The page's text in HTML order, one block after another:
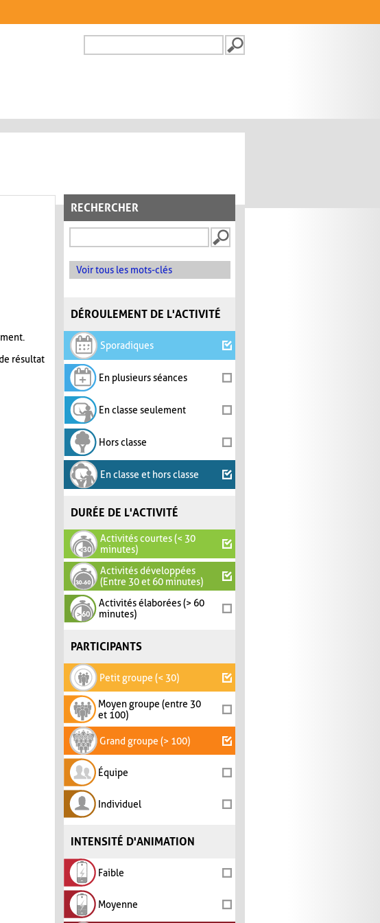
FORMULAIRE DE
RECHERCHER
Voir tous les mots-clés
DÉROULEMENT DE L'ACTIVITÉ
Sporadiques
En plusieurs séances
En classe seulement
Hors classe
En classe et hors classe
DURÉE DE L'ACTIVITÉ
Activités courtes (< 30
minutes)
Activités développées
(Entre 30 et 60 minutes)
Activités élaborées (> 60
minutes)
PARTICIPANTS
Petit groupe (< 30)
Moyen groupe (entre 30
et 100)
Grand groupe (> 100)
Équipe
Individuel
INTENSITÉ D'ANIMATION
Faible
Moyenne
résultat